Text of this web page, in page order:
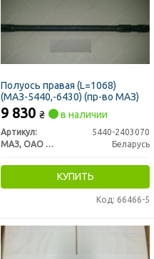
Полуось правая (L=1068)
(МАЗ-5440,-6430) (пр-во МАЗ)
9 830 ₴ в наличии
Артикул:
5440-2403070
МАЗ, ОАО «Минский автомобильный завод»
Беларусь
КУПИТЬ
Код: 66466-5